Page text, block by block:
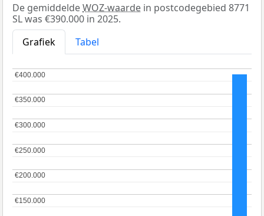
De gemiddeldeWOZ-waarde in postcodegebied 8771
SL was €390.000 in 2025.
Grafiek
Tabel
€150.000
€150.000
€200.000
€200.000
€250.000
€250.000
€300.000
€300.000
€350.000
€350.000
€400.000
€400.000